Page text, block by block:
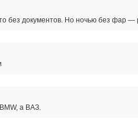
без документов. Но ночью без фар —
а ВАЗ.